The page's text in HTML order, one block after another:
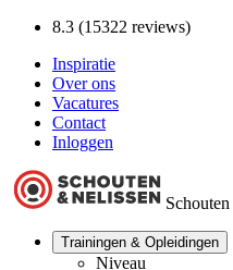
8.3 (15322 reviews)
Inspiratie
Over ons
Vacatures
Contact
Inloggen
Trainingen & Opleidingen
Niveau